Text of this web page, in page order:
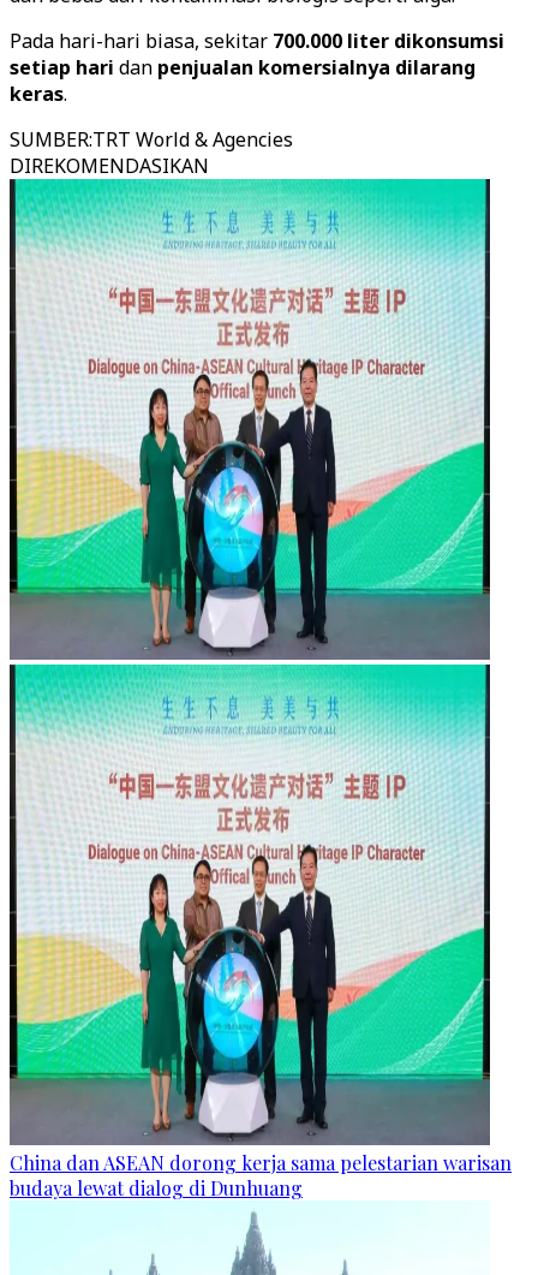
Pada hari-hari biasa, sekitar 700.000 liter dikonsumsi
setiap hari dan penjualan komersialnya dilarang
keras.
SUMBER:TRT World & Agencies
DIREKOMENDASIKAN
China dan ASEAN dorong kerja sama pelestarian warisan
budaya lewat dialog di Dunhuang